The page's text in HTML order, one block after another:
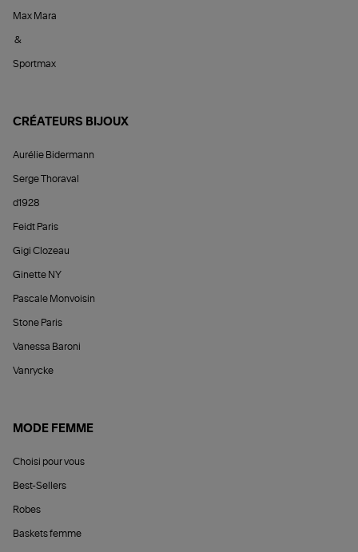
Max Mara
&
Sportmax
CRÉATEURS BIJOUX
Aurélie Bidermann
Serge Thoraval
d1928
Feidt Paris
Gigi Clozeau
Ginette NY
Pascale Monvoisin
Stone Paris
Vanessa Baroni
Vanrycke
MODE FEMME
Choisi pour vous
Best-Sellers
Robes
Baskets femme